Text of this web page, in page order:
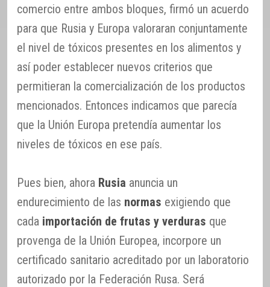
comercio entre ambos bloques, firmó un acuerdo
para que Rusia y Europa valoraran conjuntamente
el nivel de tóxicos presentes en los alimentos y
así poder establecer nuevos criterios que
permitieran la comercialización de los productos
mencionados. Entonces indicamos que parecía
que la Unión Europa pretendía aumentar los
niveles de tóxicos en ese país.
Pues bien, ahora Rusia anuncia un
endurecimiento de las normas exigiendo que
cada importación de frutas y verduras que
provenga de la Unión Europea, incorpore un
certificado sanitario acreditado por un laboratorio
autorizado por la Federación Rusa. Será